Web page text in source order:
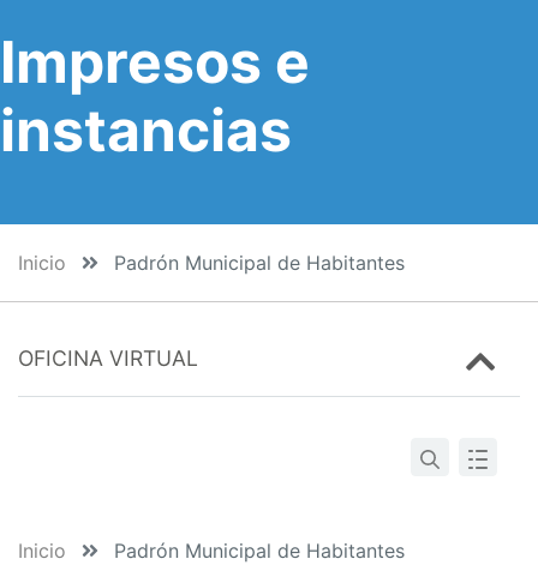
Impresos e
instancias
Inicio Padrón Municipal de Habitantes
OFICINA VIRTUAL
Inicio Padrón Municipal de Habitantes